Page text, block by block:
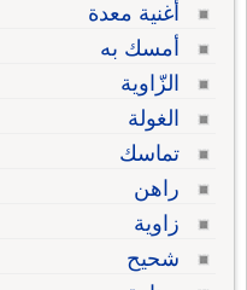
أغنية معدة
أمسك به
الزّاوية
الغولة
تماسك
راهن
زاوية
شحيح